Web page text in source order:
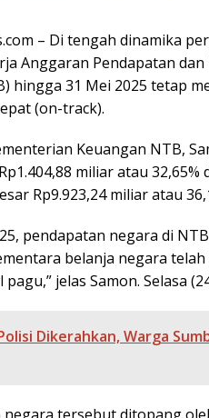
– Di tengah dinamika
Anggaran Pendapatan dan
hingga 31 Mei 2025 tetap
(on-track).
Keuangan NTB,
miliar atau
Rp9.923,24 miliar atau
pendapatan negara di
belanja negara
jelas Samon. Selasa
Dikerahkan, Warga